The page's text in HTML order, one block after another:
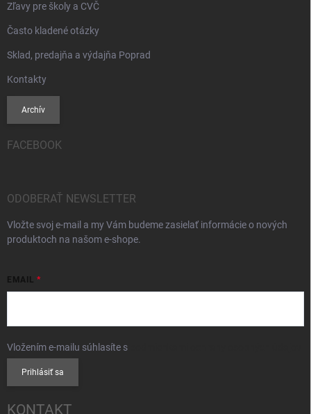
Zľavy pre školy a CVČ
Často kladené otázky
Sklad, predajňa a výdajňa Poprad
Kontakty
Archív
FACEBOOK
ODOBERAŤ NEWSLETTER
Vložte svoj e-mail a my Vám budeme zasielať informácie o nových
produktoch na našom e-shope.
EMAIL
Vložením e-mailu súhlasíte s
Prihlásiť sa
KONTAKT